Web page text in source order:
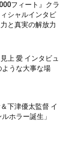
フィート』クラ
シャルインタビ
と真実の解放力
上 愛 インタビュ
ような大事な場
下津優太監督 イ
ホラー誕生」